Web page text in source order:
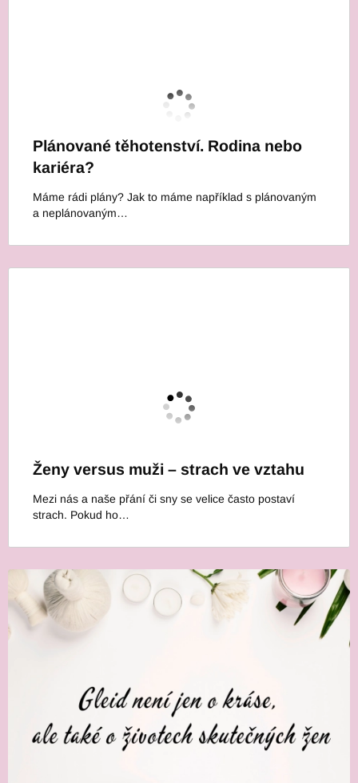
Plánované těhotenství. Rodina nebo
kariéra?
Máme rádi plány? Jak to máme například s plánovaným
a neplánovaným…
Ženy versus muži – strach ve vztahu
Mezi nás a naše přání či sny se velice často postaví
strach. Pokud ho…